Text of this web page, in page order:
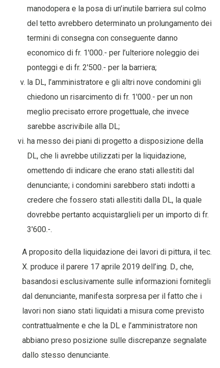
manodopera e la posa di un’inutile barriera sul colmo
del tetto avrebbero determinato un prolungamento dei
termini di consegna con conseguente danno
economico di fr. 1'000.- per l’ulteriore noleggio dei
ponteggi e di fr. 2'500.- per la barriera;
la DL, l’amministratore e gli altri nove condomini gli
chiedono un risarcimento di fr. 1'000.- per un non
meglio precisato errore progettuale, che invece
sarebbe ascrivibile alla DL;
ha messo dei piani di progetto a disposizione della
DL, che li avrebbe utilizzati per la liquidazione,
omettendo di indicare che erano stati allestiti dal
denunciante; i condomini sarebbero stati indotti a
credere che fossero stati allestiti dalla DL, la quale
dovrebbe pertanto acquistarglieli per un importo di fr.
3'600.-.
A proposito della liquidazione dei lavori di pittura, il tec.
X. produce il parere 17 aprile 2019 dell’ing. D., che,
basandosi esclusivamente sulle informazioni fornitegli
dal denunciante, manifesta sorpresa per il fatto che i
lavori non siano stati liquidati a misura come previsto
contrattualmente e che la DL e l’amministratore non
abbiano preso posizione sulle discrepanze segnalate
dallo stesso denunciante.